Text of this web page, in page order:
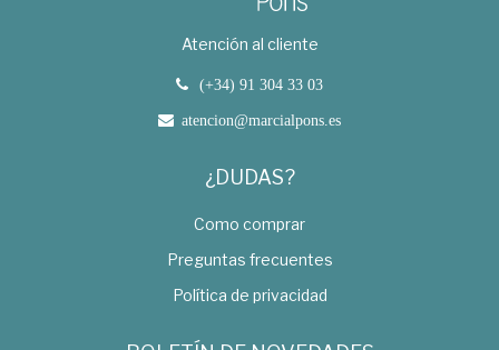
Atención al cliente
(+34) 91 304 33 03
atencion@marcialpons.es
¿DUDAS?
Como comprar
Preguntas frecuentes
Política de privacidad